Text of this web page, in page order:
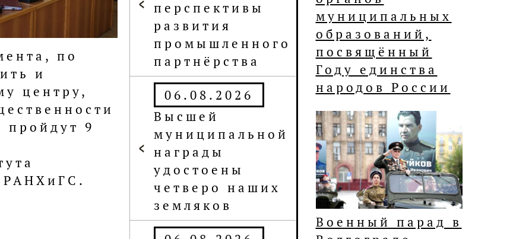
Союза
прошла
перспективы
развития
промышленного
партнёрства
06.08.2026
Высшей
муниципальной
награды
удостоены
четверо наших
земляков
муниципальных
образований,
посвящённый
Году единства
народов России
Военный парад в